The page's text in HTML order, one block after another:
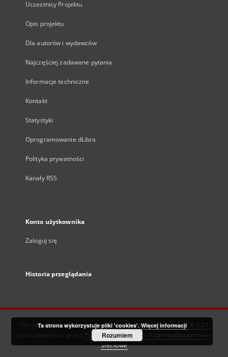
Uczestnicy Projektu
Opis projektu
Dla autorów i wydawców
Najczęściej zadawane pytania
Informacje techniczne
Kontakt
Statystyki
Oprogramowanie dLibra
Polityka prywatności
Kanały RSS
Konto użytkownika
Zaloguj się
Historia przeglądania
Ten serwis działa dzięki oprogramowaniuDInGO dLibra 6.3.21
Poznańskie Centrum Superkomputerowo-
Sieciowe
Ta strona wykorzystuje pliki 'cookies'. Więcej informacji
Rozumiem